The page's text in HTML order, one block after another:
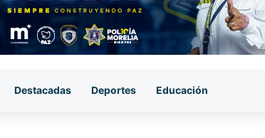
Destacadas Deportes Educación